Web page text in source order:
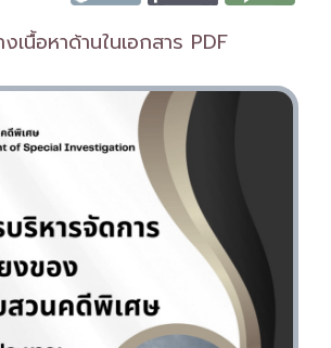
เนื้อหาด้านในเอกสาร PDF